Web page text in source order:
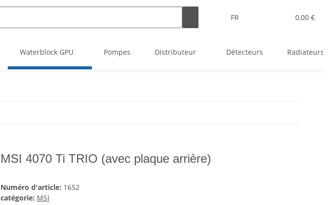
FR 0,00 €
Waterblock GPU Pompes Distributeur Détecteurs Radiateurs
MSI 4070 Ti TRIO (avec plaque arrière)
Numéro d'article: 1652
catégorie: MSI